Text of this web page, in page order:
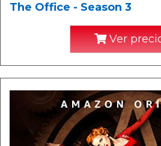
The Office - Season 3
Ver